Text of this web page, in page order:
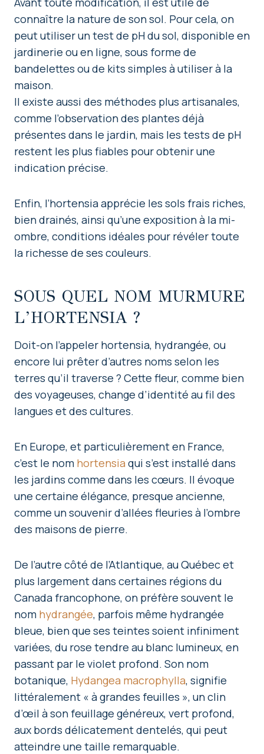
connaître la nature de son sol. Pour cela, on
peut utiliser un test de pH du sol, disponible en
jardinerie ou en ligne, sous forme de
bandelettes ou de kits simples à utiliser à la
maison.
Il existe aussi des méthodes plus artisanales,
comme l’observation des plantes déjà
présentes dans le jardin, mais les tests de pH
restent les plus fiables pour obtenir une
indication précise.
Enfin, l’hortensia apprécie les sols frais riches,
bien drainés, ainsi qu’une exposition à la mi-
ombre, conditions idéales pour révéler toute
la richesse de ses couleurs.
SOUS QUEL NOM MURMURE
L’HORTENSIA ?
Doit-on l’appeler hortensia, hydrangée, ou
encore lui prêter d’autres noms selon les
terres qu’il traverse ? Cette fleur, comme bien
des voyageuses, change d’identité au fil des
langues et des cultures.
En Europe, et particulièrement en France,
c’est le nom hortensia qui s’est installé dans
les jardins comme dans les cœurs. Il évoque
une certaine élégance, presque ancienne,
comme un souvenir d’allées fleuries à l’ombre
des maisons de pierre.
De l’autre côté de l’Atlantique, au Québec et
plus largement dans certaines régions du
Canada francophone, on préfère souvent le
nom hydrangée, parfois même hydrangée
bleue, bien que ses teintes soient infiniment
variées, du rose tendre au blanc lumineux, en
passant par le violet profond. Son nom
botanique, Hydangea macrophylla, signifie
littéralement « à grandes feuilles », un clin
d’œil à son feuillage généreux, vert profond,
aux bords délicatement dentelés, qui peut
atteindre une taille remarquable.